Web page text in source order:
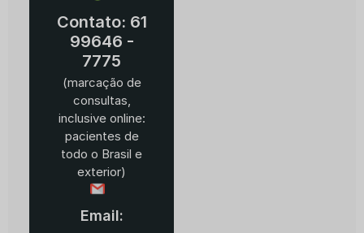
Contato: 61
99646 -
7775
(marcação de
consultas,
inclusive online:
pacientes de
todo o Brasil e
exterior)
Email: